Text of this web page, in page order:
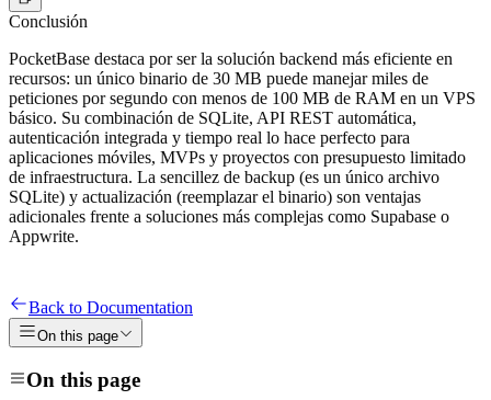
Conclusión
PocketBase destaca por ser la solución backend más eficiente en
recursos: un único binario de 30 MB puede manejar miles de
peticiones por segundo con menos de 100 MB de RAM en un VPS
básico. Su combinación de SQLite, API REST automática,
autenticación integrada y tiempo real lo hace perfecto para
aplicaciones móviles, MVPs y proyectos con presupuesto limitado
de infraestructura. La sencillez de backup (es un único archivo
SQLite) y actualización (reemplazar el binario) son ventajas
adicionales frente a soluciones más complejas como Supabase o
Appwrite.
Back to Documentation
On this page
On this page